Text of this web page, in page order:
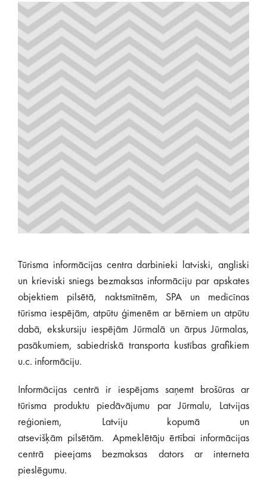
Tūrisma informācijas centra darbinieki latviski, angliski
un krieviski sniegs bezmaksas informāciju par apskates
objektiem pilsētā, naktsmītnēm, SPA un medicīnas
tūrisma iespējām, atpūtu ģimenēm ar bērniem un atpūtu
dabā, ekskursiju iespējām Jūrmalā un ārpus Jūrmalas,
pasākumiem, sabiedriskā transporta kustības grafikiem
u.c. informāciju.
Informācijas centrā ir iespējams saņemt brošūras ar
tūrisma produktu piedāvājumu par Jūrmalu, Latvijas
reģioniem, Latviju kopumā un
atsevišķām pilsētām. Apmeklētāju ērtībai informācijas
centrā pieejams bezmaksas dators ar interneta
pieslēgumu.